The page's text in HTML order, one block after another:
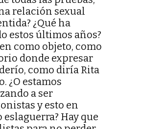
relación sexual
¿Qué ha
estos últimos años?
como objeto, como
donde expresar
como diría Rita
¿O estamos
a ser
y esto en
eslaguerra? Hay que